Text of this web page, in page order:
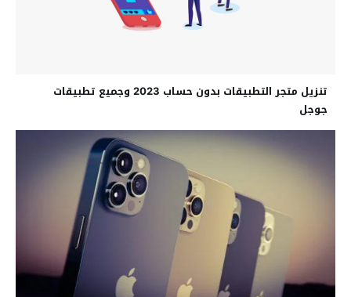
تنزيل متجر التطبيقات بدون حساب 2023 وجميع تطبيقات
جوجل